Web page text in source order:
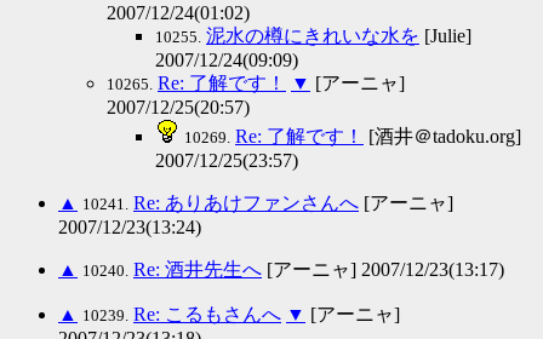
2007/12/24(01:02)
10255. 泥水の樽にきれいな水を [Julie]
2007/12/24(09:09)
10265. Re: 了解です！ ▼ [アーニャ]
2007/12/25(20:57)
10269. Re: 了解です！
[酒井＠tadoku.org]
2007/12/25(23:57)
▲ 10241. Re: ありあけファンさんへ [アーニャ]
2007/12/23(13:24)
▲ 10240. Re: 酒井先生へ [アーニャ] 2007/12/23(13:17)
▲ 10239. Re: こるもさんへ ▼ [アーニャ]